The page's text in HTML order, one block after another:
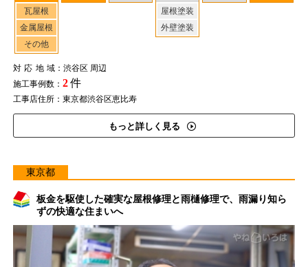
瓦屋根
金属屋根
その他
屋根塗装
外壁塗装
対応地域：渋谷区 周辺
施工事例数： 2件
工事店住所：東京都渋谷区恵比寿
もっと詳しく見る
東京都
板金を駆使した確実な屋根修理と雨樋修理で、雨漏り知ら
ずの快適な住まいへ